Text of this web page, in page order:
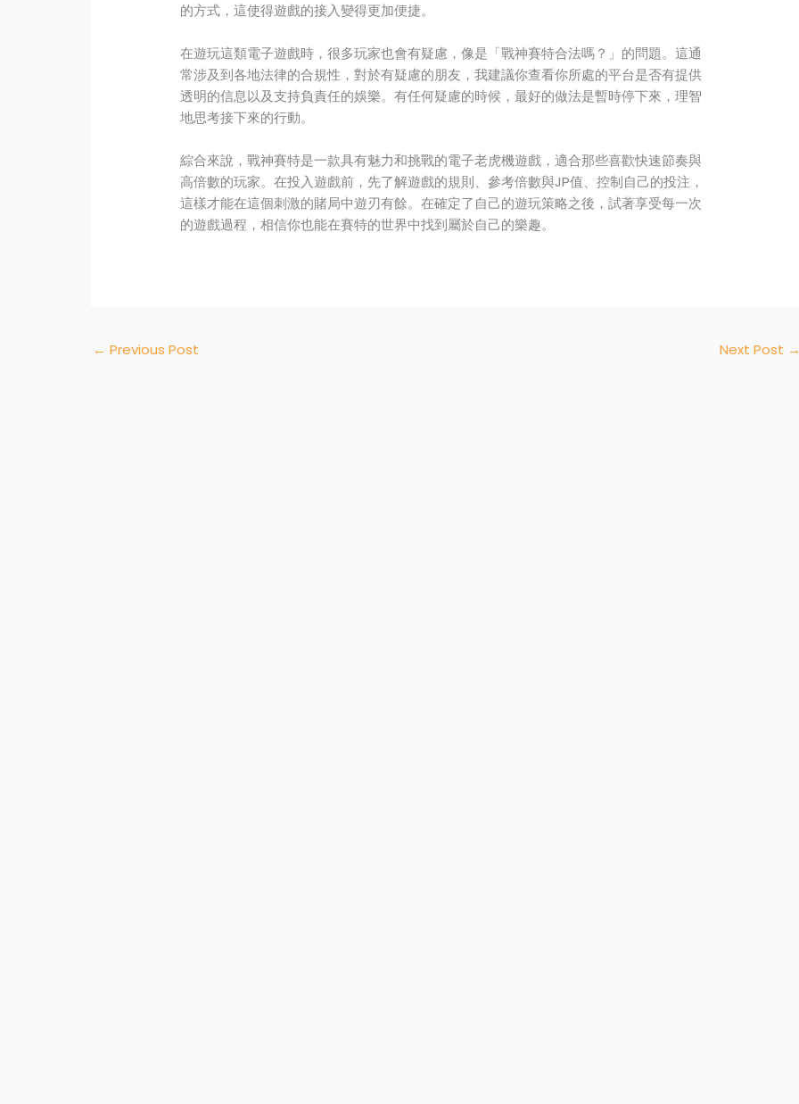
的方式，這使得遊戲的接入變得更加便捷。
在遊玩這類電子遊戲時，很多玩家也會有疑慮，像是「戰神賽特合法嗎？」的問題。這通
常涉及到各地法律的合規性，對於有疑慮的朋友，我建議你查看你所處的平台是否有提供
透明的信息以及支持負責任的娛樂。有任何疑慮的時候，最好的做法是暫時停下來，理智
地思考接下來的行動。
綜合來說，戰神賽特是一款具有魅力和挑戰的電子老虎機遊戲，適合那些喜歡快速節奏與
高倍數的玩家。在投入遊戲前，先了解遊戲的規則、參考倍數與JP值、控制自己的投注，
這樣才能在這個刺激的賭局中遊刃有餘。在確定了自己的遊玩策略之後，試著享受每一次
的遊戲過程，相信你也能在賽特的世界中找到屬於自己的樂趣。
← Previous Post Next Post →